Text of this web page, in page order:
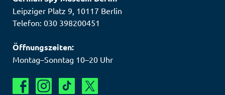
Leipziger Platz 9, 10117 Berlin
Telefon: 030 398200451
Öffnungszeiten:
Montag–Sonntag 10–20 Uhr